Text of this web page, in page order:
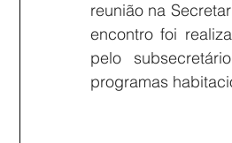
reunião na
encontro foi
pelo
programas